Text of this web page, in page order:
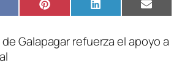
Compartir
en
PinterestCompartir
en
LinkedIn
en
Email
Galapagar refuerza el apoyo a